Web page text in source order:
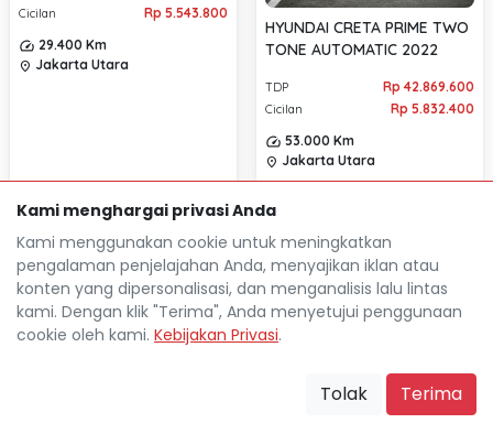
Cicilan
Rp 5.543.800
29.400 Km
location_on Jakarta Utara
HYUNDAI CRETA PRIME TWO
TONE AUTOMATIC 2022
TDP Rp 42.869.600
Cicilan
Rp 5.832.400
53.000 Km
location_on Jakarta Utara
Mocil.id by DSF dikembangkan sebagai sarana untuk
Kami menghargai privasi Anda
Kami menggunakan cookie untuk meningkatkan
pengalaman penjelajahan Anda, menyajikan iklan atau
konten yang dipersonalisasi, dan menganalisis lalu lintas
kami. Dengan klik "Terima", Anda menyetujui penggunaan
cookie oleh kami. Kebijakan Privasi.
Tolak Terima